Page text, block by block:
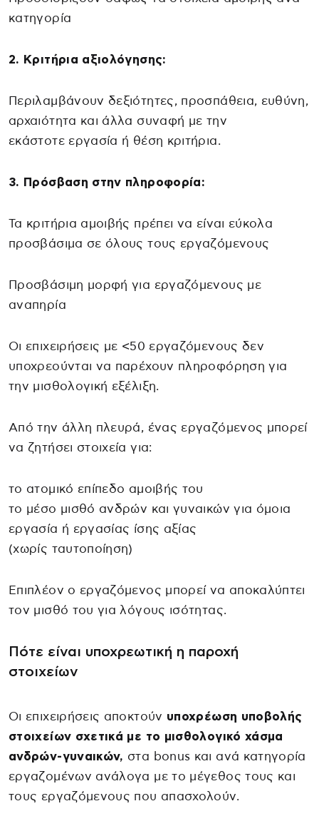
κατηγορία
2. Κριτήρια αξιολόγησης:
Περιλαμβάνουν δεξιότητες, προσπάθεια, ευθύνη,
αρχαιότητα και άλλα συναφή με την
εκάστοτε εργασία ή θέση κριτήρια.
3. Πρόσβαση στην πληροφορία:
Τα κριτήρια αμοιβής πρέπει να είναι εύκολα
προσβάσιμα σε όλους τους εργαζόμενους
Προσβάσιμη μορφή για εργαζόμενους με
αναπηρία
Οι επιχειρήσεις με <50 εργαζόμενους δεν
υποχρεούνται να παρέχουν πληροφόρηση για
την μισθολογική εξέλιξη.
Από την άλλη πλευρά, ένας εργαζόμενος μπορεί
να ζητήσει στοιχεία για:
το ατομικό επίπεδο αμοιβής του
το μέσο μισθό ανδρών και γυναικών για όμοια
εργασία ή εργασίας ίσης αξίας
(χωρίς ταυτοποίηση)
Επιπλέον ο εργαζόμενος μπορεί να αποκαλύπτει
τον μισθό του για λόγους ισότητας.
Πότε είναι υποχρεωτική η παροχή
στοιχείων
Οι επιχειρήσεις αποκτούν υποχρέωση υποβολής
στοιχείων σχετικά με το μισθολογικό χάσμα
ανδρών-γυναικών, στα bonus και ανά κατηγορία
εργαζομένων ανάλογα με το μέγεθος τους και
τους εργαζόμενους που απασχολούν.